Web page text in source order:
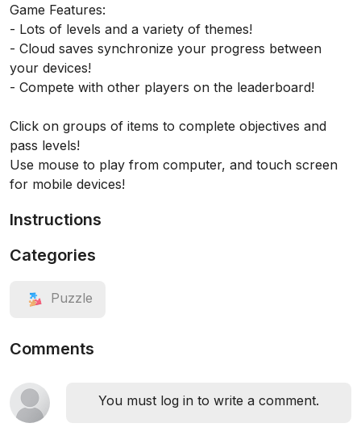
Game Features:
- Lots of levels and a variety of themes!
- Cloud saves synchronize your progress between
your devices!
- Compete with other players on the leaderboard!
Click on groups of items to complete objectives and
pass levels!
Use mouse to play from computer, and touch screen
for mobile devices!
Instructions
Categories
Puzzle
Comments
You must log in to write a comment.